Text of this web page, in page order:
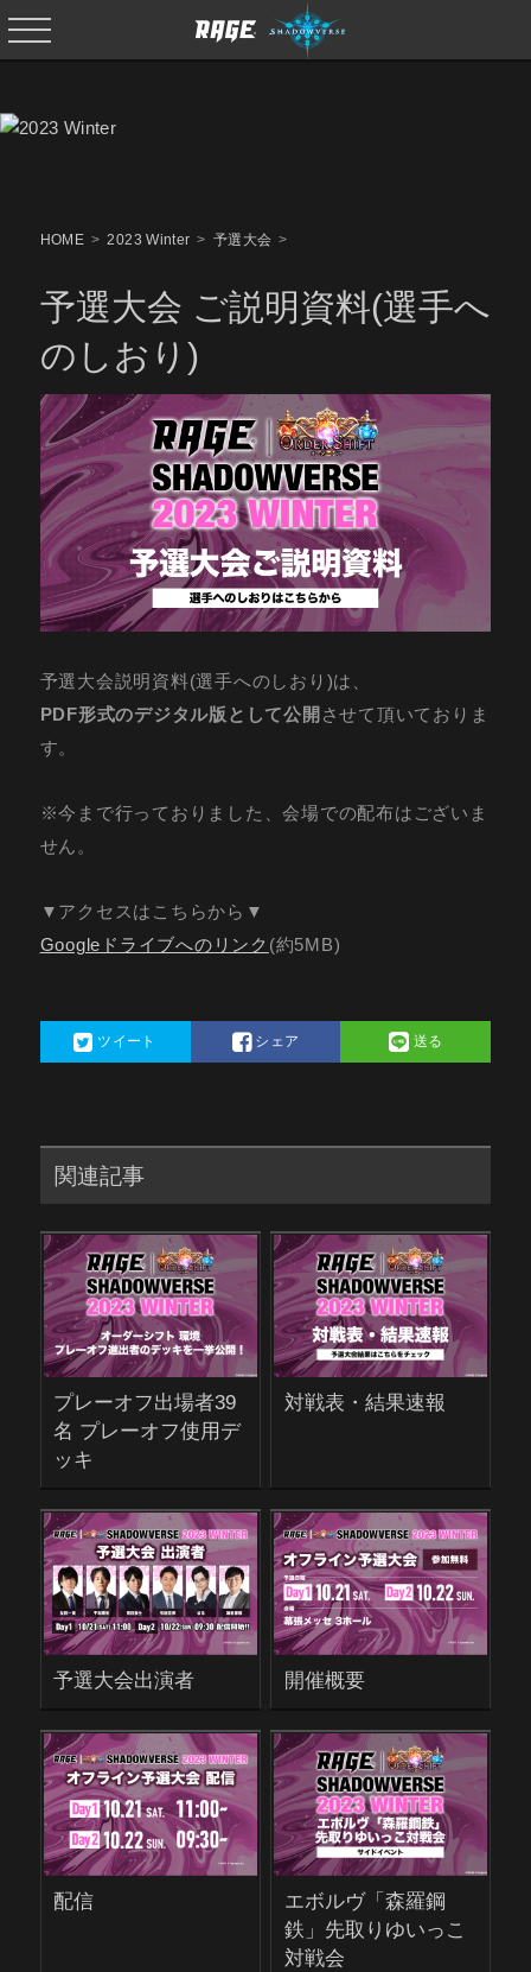
HOME 2023 Winter 予選大会
予選大会 ご説明資料(選手へ
のしおり)
予選大会説明資料(選手へのしおり)は、
PDF形式のデジタル版として公開 させて頂いておりま
す。
※今まで行っておりました、会場での配布はございま
せん。
▼アクセスはこちらから▼
Googleドライブへのリンク (約5MB)
ツイート シェア 送る
関連記事
プレーオフ出場者39
名 プレーオフ使用デ
ッキ
対戦表・結果速報
予選大会出演者 開催概要
配信
エボルヴ「森羅鋼
鉄」先取りゆいっこ
対戦会